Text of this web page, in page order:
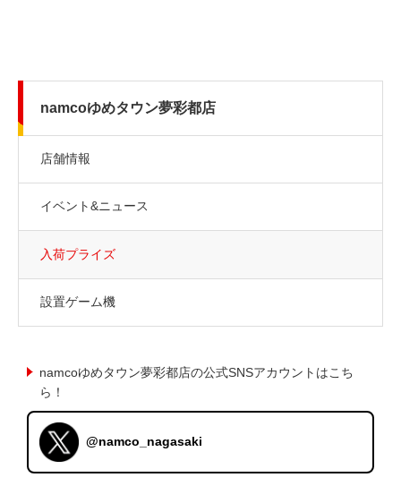
namcoゆめタウン夢彩都店
店舗情報
イベント&ニュース
入荷プライズ
設置ゲーム機
namcoゆめタウン夢彩都店の公式SNSアカウントはこち
ら！
@namco_nagasaki